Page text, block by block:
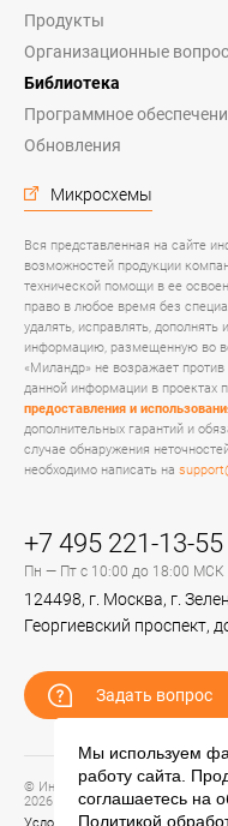
Продукты
Организационные
Библиотека
Программное
Обновления
Микросхемы
Вся представленная на сайте
возможностей продукции
технической помощи в ее
право в любое время без
удалять, исправлять,
информацию, размещенную во
«Миландр» не возражает
данной информации в проектах
предоставления и
дополнительных гарантий и
случае обнаружения
необходимо написать на
+7 495 221-13-55
Пн — Пт с 10:00 до 18:00 МСК
124498, г. Москва, г.
Георгиевский проспект,
Задать вопрос
© Информационный портал
2026
Мы используем
работу сайта.
соглашаетесь на
Политикой